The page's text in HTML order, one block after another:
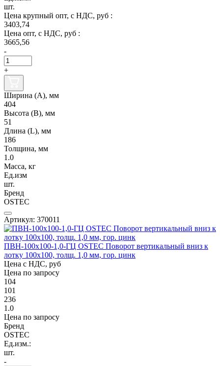
шт.
Цена крупный опт, с НДС, руб :
3403,74
Цена опт, с НДС, руб :
3665,56
-
+
Ширина (А), мм
404
Высота (В), мм
51
Длина (L), мм
186
Толщина, мм
1.0
Масса, кг
Ед.изм
шт.
Бренд
OSTEC
Артикул: 370011
ПВН-100х100-1,0-ГЦ OSTEC Поворот вертикальный вниз к
лотку 100х100, толщ. 1,0 мм, гор. цинк
Цена с НДС, руб
Цена по запросу
104
101
236
1.0
Цена по запросу
Бренд
OSTEC
Ед.изм.:
шт.
-